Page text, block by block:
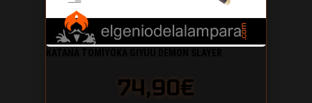
74,90€